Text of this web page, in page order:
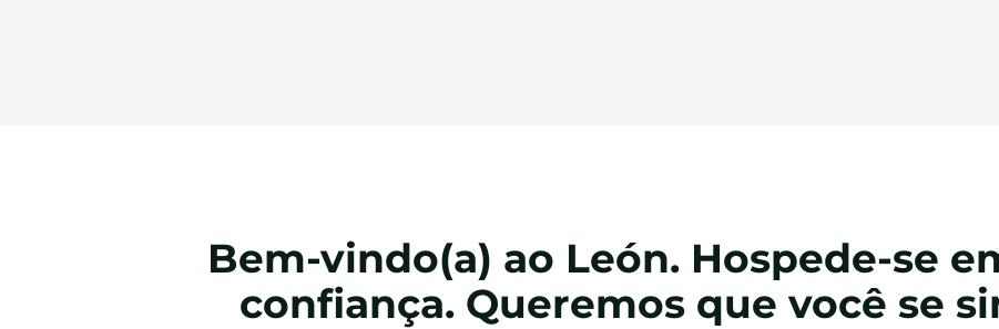
Bem-vindo(a) ao León. Hospede-se
confiança. Queremos que você se